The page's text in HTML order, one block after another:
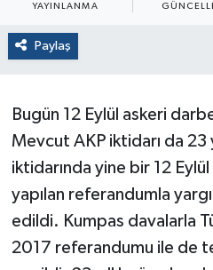
YAYINLANMA
Paylaş
Bugün 12 Eylül askeri
Mevcut AKP iktidarı da 23
iktidarında yine bir 12
yapılan referandumla yargı
edildi. Kumpas davalarla
2017 referandumu ile de